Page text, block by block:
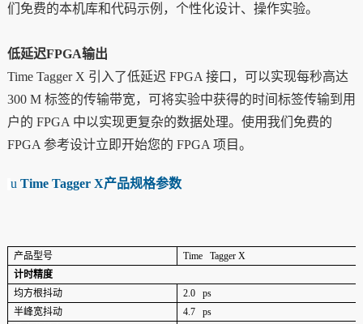
们免费的本机库和代码示例，个性化设计、操作实验。
低延迟FPGA输出
Time Tagger X 引入了低延迟 FPGA 接口，可以实现每秒高达
300 M 标签的传输带宽，可将实验中获得的时间标签传输到用
户的 FPGA 中以实现更复杂的数据处理。使用我们免费的
FPGA 参考设计立即开始您的 FPGA 项目。
u Time Tagger X产品规格参数
产品型号
Time Tagger X
计时精度
均方根抖动
2.0 ps
半峰宽抖动
4.7 ps